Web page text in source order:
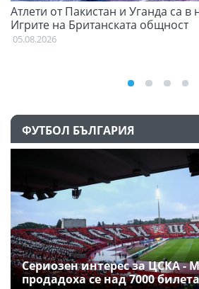
Атлети от Пакистан и Уганда са в
Игрите на Британската общност
05.08.2026
ФУТБОЛ БЪЛГАРИЯ
Сериозен интерес за ЦСКА -
продадоха се над 7000 билета